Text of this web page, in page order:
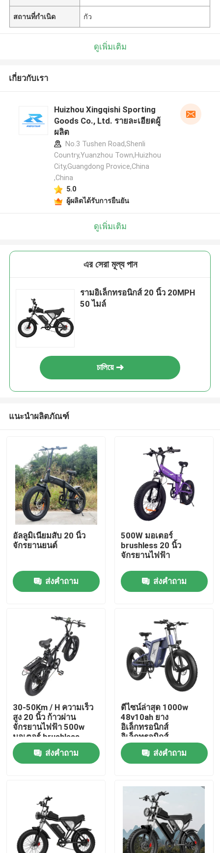
เกี่ยวกับเรา
ทัวร์โรงงาน
ควบคุมคุณภาพ
ขอใบเสนอราคา
จักรยานไฟฟ้าพับยางอ้วน
จักรยานเมืองไฟฟ้า
สถานที่กำเนิด กัว
ดูเพิ่มเติม
เกี่ยวกับเรา
Huizhou Xingqishi Sporting
Goods Co., Ltd. รายละเอียดผู้
ผลิต
No.3 Tushen Road,Shenli
Country,Yuanzhou Town,Huizhou
City,Guangdong Provice,China
,China
5.0
ผู้ผลิตได้รับการยืนยัน
ดูเพิ่มเติม
এর সেরা মূল্য পান
รามอิเล็กทรอนิกส์ 20 นิ้ว 20MPH
50 ไมล์
চালিয়ে
แนะนำผลิตภัณฑ์
อัลลูมิเนียมสับ 20 นิ้ว
จักรยานยนต์
ส่งคำถาม
500W มอเตอร์
brushless 20 นิ้ว
จักรยานไฟฟ้า
ส่งคำถาม
30-50Km / H ความเร็ว
สูง 20 นิ้ว ก้าวผ่าน
จักรยานไฟฟ้า 500w
มอเตอร์ brushless
ส่งคำถาม
ดีไซน์ล่าสุด 1000w
48v10ah ยาง
อิเล็กทรอนิกส์
อิเล็กทรอนิกส์
อิเล็กทรอนิกส์
อิเล็กทรอนิกส์
อิเล็กทรอนิกส์
ส่งคำถาม